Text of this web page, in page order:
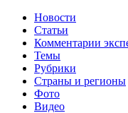
Новости
Статьи
Комментарии
Темы
Рубрики
Страны и регионы
Фото
Видео